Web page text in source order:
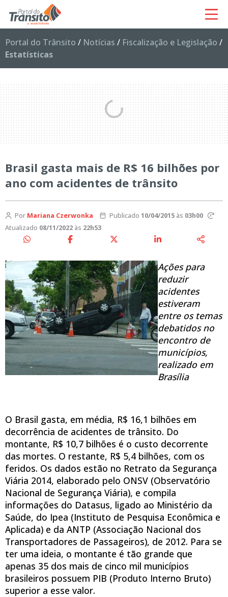
Portal do Trânsito / Notícias / Fiscalização e Legislação /
Estatísticas
Brasil gasta mais de R$ 16 bilhões por
ano com acidentes de trânsito
Por Mariana Czerwonka Publicado 10/04/2015às 03h00
Atualizado 08/11/2022 às 22h53
Ações para
reduzir
acidentes
estiveram
entre os temas
debatidos no
encontro de
municípios,
realizado em
Brasília
O Brasil gasta, em média, R$ 16,1 bilhões em
decorrência de acidentes de trânsito. Do
montante, R$ 10,7 bilhões é o custo decorrente
das mortes. O restante, R$ 5,4 bilhões, com os
feridos. Os dados estão no Retrato da Segurança
Viária 2014, elaborado pelo ONSV (Observatório
Nacional de Segurança Viária), e compila
informações do Datasus, ligado ao Ministério da
Saúde, do Ipea (Instituto de Pesquisa Econômica e
Aplicada) e da ANTP (Associação Nacional dos
Transportadores de Passageiros), de 2012. Para se
ter uma ideia, o montante é tão grande que
apenas 35 dos mais de cinco mil municípios
brasileiros possuem PIB (Produto Interno Bruto)
superior a esse valor.